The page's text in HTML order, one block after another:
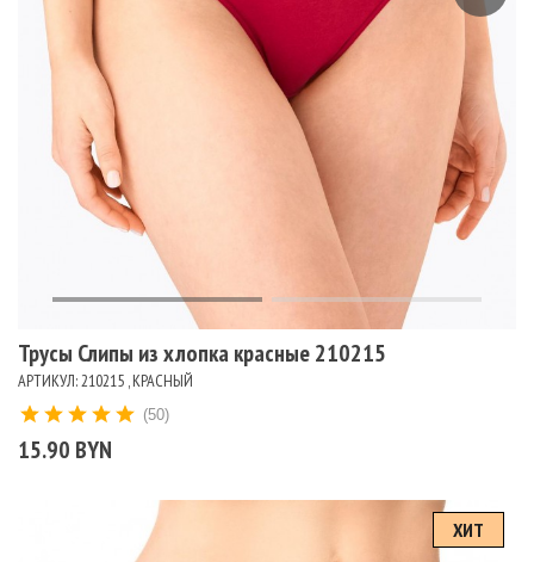
Трусы Слипы из хлопка красные 210215
АРТИКУЛ: 210215 , КРАСНЫЙ
15.90 BYN
(50)
ХИТ